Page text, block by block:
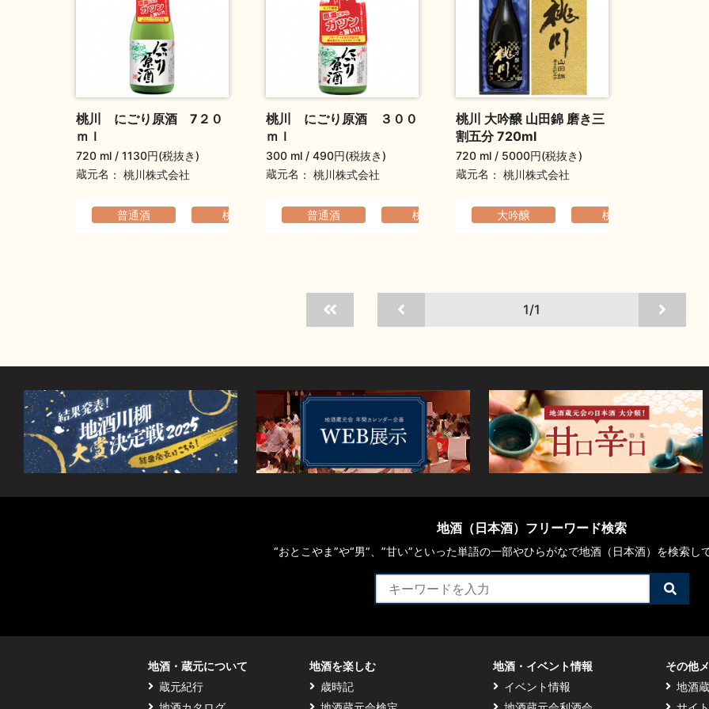
桃川 にごり原酒 7２０
ｍｌ
720 ml
1130円(税抜き)
蔵元名
桃川株式会社
普通酒 桃川 コクのある ふくよか
桃川 にごり原酒 ３００
ｍｌ
300 ml
490円(税抜き)
蔵元名
桃川株式会社
普通酒 桃川 コクのある ふくよか
桃川 大吟醸 山田錦 磨き三
割五分 720ml
720 ml
5000円(税抜き)
蔵元名
桃川株式会社
大吟醸 桃川
1/1
地酒（日本酒）フリーワード検索
“おとこやま”や“男”、”甘い”といった単語の一部やひらがなで地酒（日本酒）を検索し
検
索
地酒・蔵元について
蔵元紀行
地酒を楽しむ
歳時記
地酒・イベント情報
イベント情報
その他
地酒